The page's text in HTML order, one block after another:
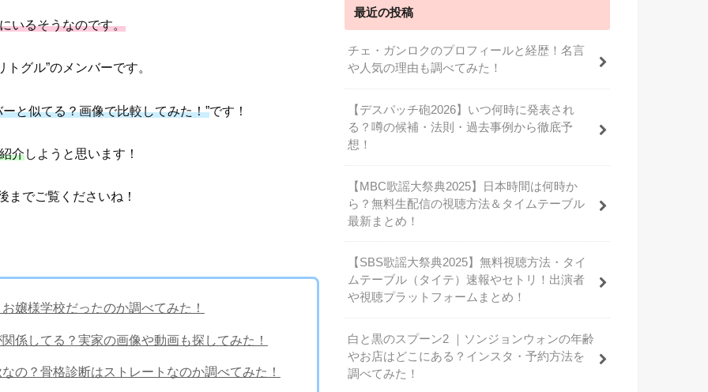
いるそうなのです。
グル”のメンバーです。
と似てる？画像で比較してみた！”です！
介しようと思います！
までご覧くださいね！
嬢様学校だったのか調べてみた！
係してる？実家の画像や動画も探してみた！
の？骨格診断はストレートなのか調べてみた！
最近の投稿
チェ・ガンロクのプロフィールと経歴！名言
や人気の理由も調べてみた！
【デスパッチ砲2026】いつ何時に発表され
る？噂の候補・法則・過去事例から徹底予
想！
【MBC歌謡大祭典2025】日本時間は何時か
ら？無料生配信の視聴方法＆タイムテーブル
最新まとめ！
【SBS歌謡大祭典2025】無料視聴方法・タイ
ムテーブル（タイテ）速報やセトリ！出演者
や視聴プラットフォームまとめ！
白と黒のスプーン2 ｜ソンジョンウォンの年齢
やお店はどこにある？インスタ・予約方法を
調べてみた！